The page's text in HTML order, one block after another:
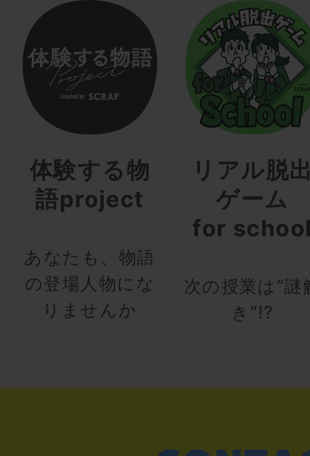
体験する物
語project
あなたも、物語
の登場人物にな
りませんか
リアル脱
ゲーム
for
次の授業は“謎
き”!?